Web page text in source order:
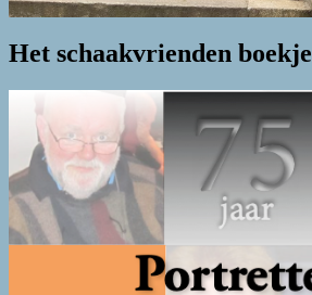
Het schaakvrienden boekje